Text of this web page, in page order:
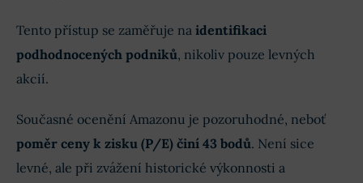
Tento přístup se zaměřuje na identifikaci
podhodnocených podniků, nikoliv pouze levných
akcií.
Současné ocenění Amazonu je pozoruhodné, neboť
poměr ceny k zisku (P/E) činí 43 bodů. Není sice
levné, ale při zvážení historické výkonnosti a